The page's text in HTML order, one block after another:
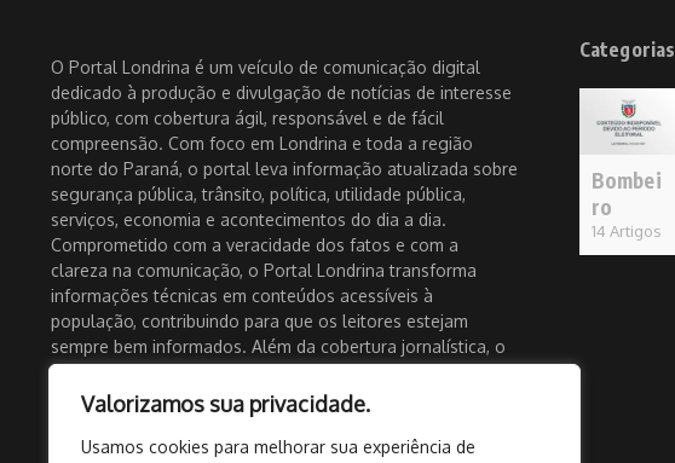
Valorizamos sua privacidade.
Usamos cookies para melhorar sua experiência de
O Portal Londrina é um veículo de comunicação digital
dedicado à produção e divulgação de notícias de interesse
público, com cobertura ágil, responsável e de fácil
compreensão. Com foco em Londrina e toda a região
norte do Paraná, o portal leva informação atualizada sobre
segurança pública, trânsito, política, utilidade pública,
serviços, economia e acontecimentos do dia a dia.
Comprometido com a veracidade dos fatos e com a
clareza na comunicação, o Portal Londrina transforma
informações técnicas em conteúdos acessíveis à
população, contribuindo para que os leitores estejam
sempre bem informados. Além da cobertura jornalística, o
portal também atua como um importante canal de
divulgação para empresas, eventos e iniciativas locais,
fortalecendo o comércio e a economia regional. Com
presença ativa nas redes sociais e atualização constante, o
Categorias
Bombei
ro
14 Artigos